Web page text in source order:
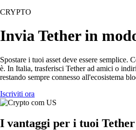
CRYPTO
Invia Tether in
Spostare i tuoi asset deve essere semplice.
è. In Italia, trasferisci Tether ad amici o
restando sempre connesso all'ecosistema
Iscriviti ora
I vantaggi per i tuoi Tether